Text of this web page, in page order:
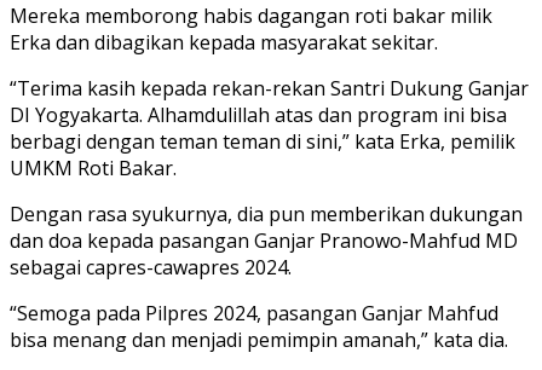
Mereka memborong habis dagangan roti bakar milik
Erka dan dibagikan kepada masyarakat sekitar.
“Terima kasih kepada rekan-rekan Santri Dukung Ganjar
DI Yogyakarta. Alhamdulillah atas dan program ini bisa
berbagi dengan teman teman di sini,” kata Erka, pemilik
UMKM Roti Bakar.
Dengan rasa syukurnya, dia pun memberikan dukungan
dan doa kepada pasangan Ganjar Pranowo-Mahfud MD
sebagai capres-cawapres 2024.
“Semoga pada Pilpres 2024, pasangan Ganjar Mahfud
bisa menang dan menjadi pemimpin amanah,” kata dia.